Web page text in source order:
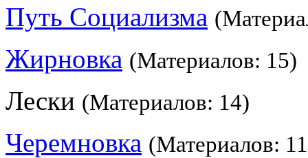
Путь Социализма
Жирновка (Материалов: 15)
Лески (Материалов: 14)
Черемновка (Материалов: